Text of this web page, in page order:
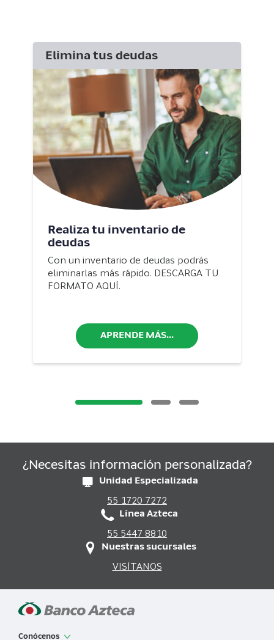
Elimina tus deudas
Realiza tu inventario de
deudas
Con un inventario de deudas podrás
eliminarlas más rápido. DESCARGA TU
FORMATO AQUÍ.
APRENDE MÁS...
¿Necesitas información personalizada?
Unidad Especializada
55 1720 7272
Línea Azteca
55 5447 8810
Nuestras sucursales
VISÍTANOS
Conócenos